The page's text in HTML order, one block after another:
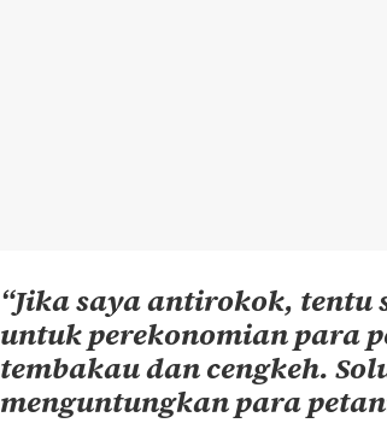
“Jika saya antirokok,
untuk perekonomian para
tembakau dan cengkeh.
menguntungkan para